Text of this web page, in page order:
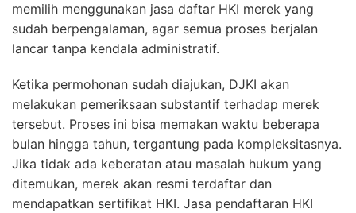
memilih menggunakan jasa daftar HKI merek yang
sudah berpengalaman, agar semua proses berjalan
lancar tanpa kendala administratif.
Ketika permohonan sudah diajukan, DJKI akan
melakukan pemeriksaan substantif terhadap merek
tersebut. Proses ini bisa memakan waktu beberapa
bulan hingga tahun, tergantung pada kompleksitasnya.
Jika tidak ada keberatan atau masalah hukum yang
ditemukan, merek akan resmi terdaftar dan
mendapatkan sertifikat HKI. Jasa pendaftaran HKI